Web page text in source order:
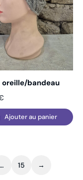
oreille/bandeau
Ajouter au panier
… 15 →